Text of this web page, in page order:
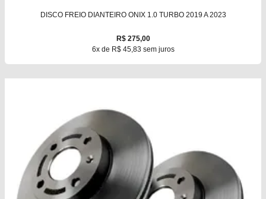
DISCO FREIO DIANTEIRO ONIX 1.0 TURBO 2019 A 2023
R$ 275,00
6x de R$ 45,83 sem juros